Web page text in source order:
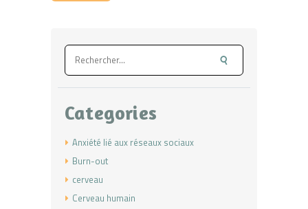
Rechercher :
Categories
Anxiété lié aux réseaux sociaux
Burn-out
cerveau
Cerveau humain